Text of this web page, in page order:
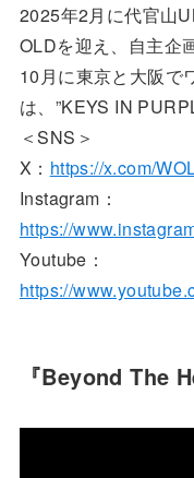
2025年2月に代官山
OLDを迎え、自主企
10月に東京と大阪で
は、”KEYS IN
＜SNS＞
X： https://x.com/
Instagram：
https://
Youtube：
https://
『Beyond The